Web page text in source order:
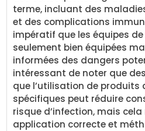
terme, incluant des
et des complications
impératif que les équipes
seulement bien équipées
informées des dangers
intéressant de noter que
que l’utilisation de produits
spécifiques peut réduire
risque d’infection, mais
application correcte et